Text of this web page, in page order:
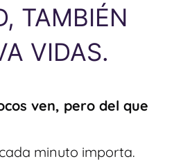
TAMBIÉN
VIDAS.
ven, pero del que
minuto importa.